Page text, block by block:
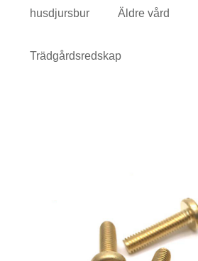
husdjursbur Äldre vård
Trädgårdsredskap